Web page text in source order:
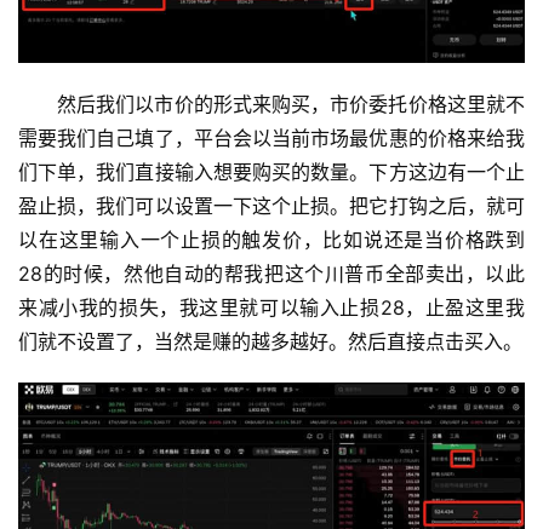
然后我们以市价的形式来购买，市价委托价格这里就不
需要我们自己填了，平台会以当前市场最优惠的价格来给我
们下单，我们直接输入想要购买的数量。下方这边有一个止
盈止损，我们可以设置一下这个止损。把它打钩之后，就可
以在这里输入一个止损的触发价，比如说还是当价格跌到
28的时候，然他自动的帮我把这个川普币全部卖出，以此
来减小我的损失，我这里就可以输入止损28，止盈这里我
们就不设置了，当然是赚的越多越好。然后直接点击买入。